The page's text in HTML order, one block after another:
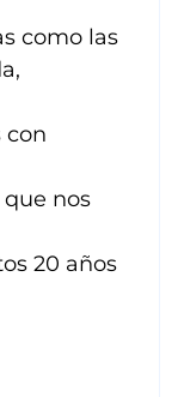
como las
con
nos
20 años